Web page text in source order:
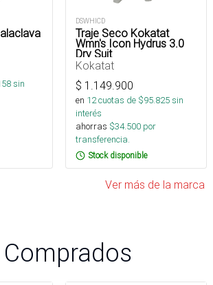
sin
DSWHICD
Traje Seco Kokatat
Wmn's Icon Hydrus 3.0
Dry Suit
Kokatat
$ 1.149.900
en 12cuotas de $95.825sin
interés
ahorras $34.500 por
transferencia.
Stock disponible
Ver más de la marca